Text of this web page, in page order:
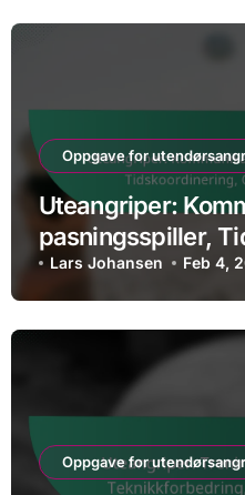
Oppgave for
Uteangriper:
pasningsspiller,
Offensiv
Lars Johansen Feb 4,
Oppgave for